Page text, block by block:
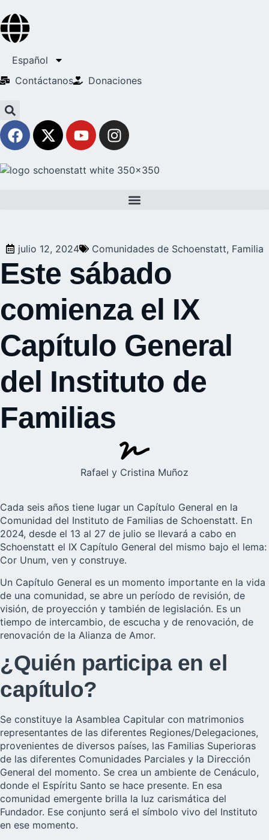
Español
Contáctanos
Donaciones
julio 12, 2024 Comunidades de Schoenstatt, Familia
Este sábado
comienza el IX
Capítulo General
del Instituto de
Familias
Rafael y Cristina Muñoz
Cada seis años tiene lugar un Capítulo General en la
Comunidad del Instituto de Familias de Schoenstatt. En
2024, desde el 13 al 27 de julio se llevará a cabo en
Schoenstatt el IX Capítulo General del mismo bajo el lema:
Cor Unum, ven y construye.
Un Capítulo General es un momento importante en la vida
de una comunidad, se abre un período de revisión, de
visión, de proyección y también de legislación. Es un
tiempo de intercambio, de escucha y de renovación, de
renovación de la Alianza de Amor.
¿Quién participa en el
capítulo?
Se constituye la Asamblea Capitular con matrimonios
representantes de las diferentes Regiones/Delegaciones,
provenientes de diversos países, las Familias Superioras
de las diferentes Comunidades Parciales y la Dirección
General del momento. Se crea un ambiente de Cenáculo,
donde el Espíritu Santo se hace presente. En esa
comunidad emergente brilla la luz carismática del
Fundador. Ese conjunto será el símbolo vivo del Instituto
en ese momento.